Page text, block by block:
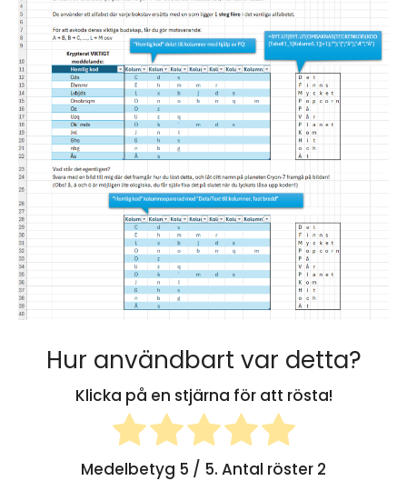
Hur användbart var detta?
Klicka på en stjärna för att rösta!
Medelbetyg 5 / 5. Antal röster 2